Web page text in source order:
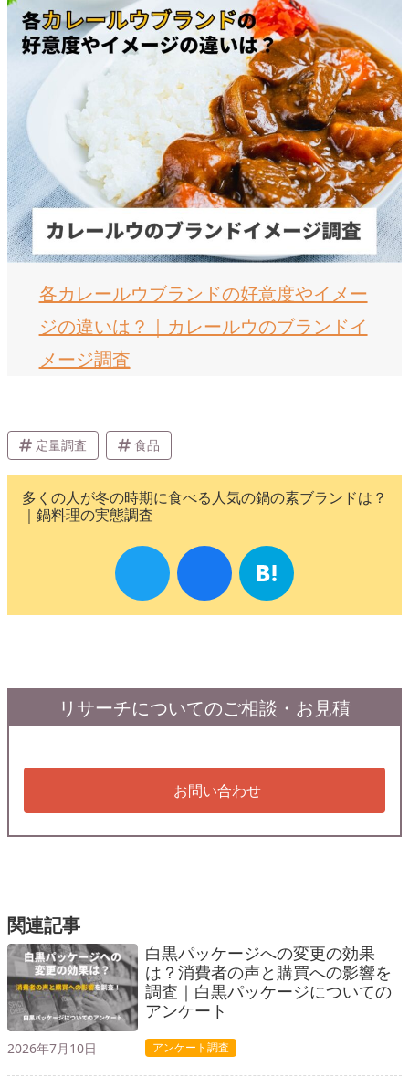
各カレールウブランドの好意度やイメー
ジの違いは？｜カレールウのブランドイ
メージ調査
定量調査 食品
多くの人が冬の時期に食べる人気の鍋の素ブランドは？
｜鍋料理の実態調査
リサーチについてのご相談・お見積
お問い合わせ
関連記事
白黒パッケージへの変更の効果
は？消費者の声と購買への影響を
調査｜白黒パッケージについての
アンケート
2026年7月10日 アンケート調査